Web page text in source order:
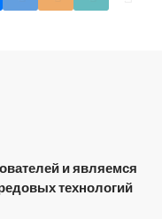
и являемся
технологий